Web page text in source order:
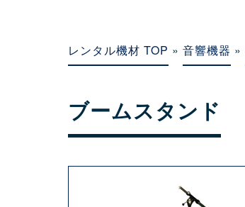
レンタル機材 TOP » 音響機器 »
ブームスタンド